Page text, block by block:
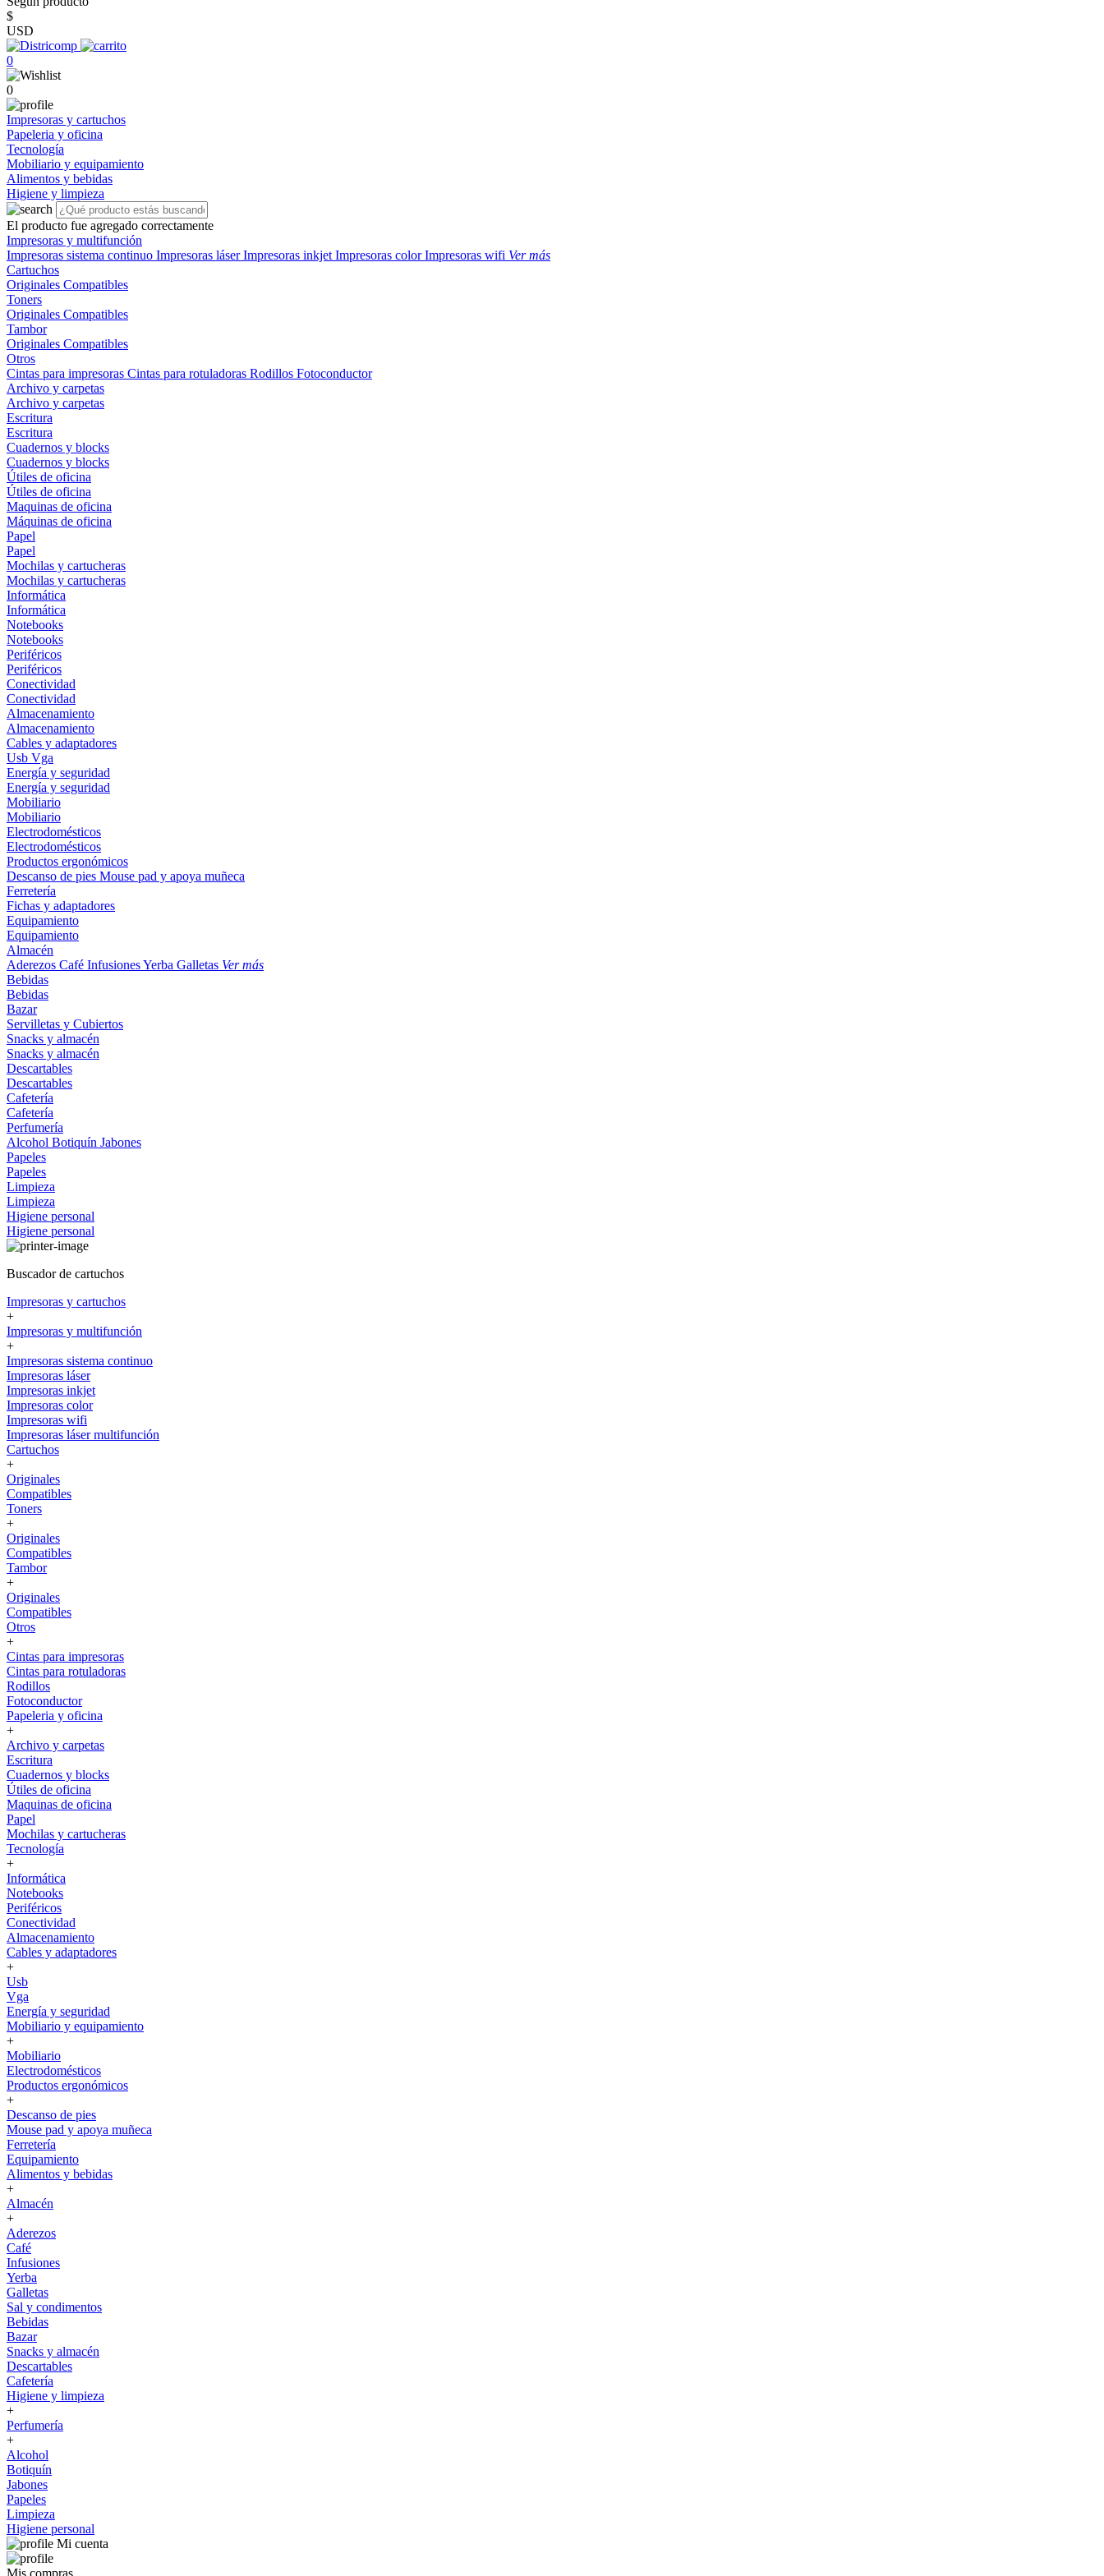
$
USD
0
0
Impresoras y cartuchos
Papeleria y oficina
Tecnología
Mobiliario y equipamiento
Alimentos y bebidas
Higiene y limpieza
El producto fue agregado correctamente
Impresoras y multifunción
Impresoras sistema continuo Impresoras láserImpresoras inkjet Impresoras colorImpresoras wifi Ver más
Cartuchos
Originales Compatibles
Toners
Originales Compatibles
Tambor
Originales Compatibles
Otros
Cintas para impresoras Cintas para rotuladoras Rodillos Fotoconductor
Archivo y carpetas
Archivo y carpetas
Escritura
Escritura
Cuadernos y blocks
Cuadernos y blocks
Útiles de oficina
Útiles de oficina
Maquinas de oficina
Máquinas de oficina
Papel
Papel
Mochilas y cartucheras
Mochilas y cartucheras
Informática
Informática
Notebooks
Notebooks
Periféricos
Periféricos
Conectividad
Conectividad
Almacenamiento
Almacenamiento
Cables y adaptadores
Usb Vga
Energía y seguridad
Energía y seguridad
Mobiliario
Mobiliario
Electrodomésticos
Electrodomésticos
Productos ergonómicos
Descanso de pies Mouse pad y apoya muñeca
Ferretería
Fichas y adaptadores
Equipamiento
Equipamiento
Almacén
Aderezos Café InfusionesYerba Galletas Ver más
Bebidas
Bebidas
Bazar
Servilletas y Cubiertos
Snacks y almacén
Snacks y almacén
Descartables
Descartables
Cafetería
Cafetería
Perfumería
Alcohol Botiquín Jabones
Papeles
Papeles
Limpieza
Limpieza
Higiene personal
Higiene personal
Buscador de cartuchos
Impresoras y cartuchos
+
Impresoras y multifunción
+
Impresoras sistema continuo
Impresoras láser
Impresoras inkjet
Impresoras color
Impresoras wifi
Impresoras láser multifunción
Cartuchos
+
Originales
Compatibles
Toners
+
Originales
Compatibles
Tambor
+
Originales
Compatibles
Otros
+
Cintas para impresoras
Cintas para rotuladoras
Rodillos
Fotoconductor
Papeleria y oficina
+
Archivo y carpetas
Escritura
Cuadernos y blocks
Útiles de oficina
Maquinas de oficina
Papel
Mochilas y cartucheras
Tecnología
+
Informática
Notebooks
Periféricos
Conectividad
Almacenamiento
Cables y adaptadores
+
Usb
Vga
Energía y seguridad
Mobiliario y equipamiento
+
Mobiliario
Electrodomésticos
Productos ergonómicos
+
Descanso de pies
Mouse pad y apoya muñeca
Ferretería
Equipamiento
Alimentos y bebidas
+
Almacén
+
Aderezos
Café
Infusiones
Yerba
Galletas
Sal y condimentos
Bebidas
Bazar
Snacks y almacén
Descartables
Cafetería
Higiene y limpieza
+
Perfumería
+
Alcohol
Botiquín
Jabones
Papeles
Limpieza
Higiene personal
Mi cuenta
Mis compras